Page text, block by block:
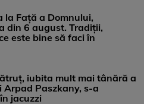
la Față a Domnului,
din 6 august. Tradiții,
este bine să faci în
iubita mult mai tânără a
Arpad Paszkany, s-a
jacuzzi